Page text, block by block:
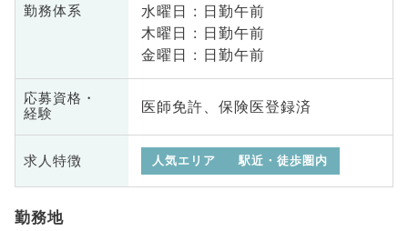
勤務体系
水曜日 : 日勤午前
木曜日 : 日勤午前
金曜日 : 日勤午前
応募資格・
経験
医師免許、保険医登録済
求人特徴 人気エリア 駅近・徒歩圏内
勤務地